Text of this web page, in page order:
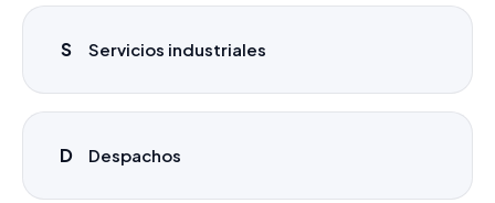
S Servicios industriales
D Despachos